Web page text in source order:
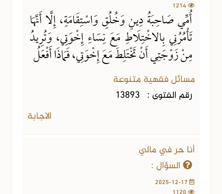
أُمِّي صَاحِبَةُ دِينٍ وَخُلُقٍ وَاسْتِقَامَةٍ، إِلَّا أَنَّهَا
تَأْمُرُنِي بِالاخْتِلَاطِ مَعَ نِسَاءِ إِخْوَتِي، وَتُرِيدُ
مِنْ زَوْجَتِي أَنْ تَخْتَلِطَ مَعَ إِخْوَتِي، فَمَاذَا أَفْعَلُ
مسائل فقهية متنوعة
رقم الفتوى : 13893
الاجابة
أنا حر في مالي
السؤال :